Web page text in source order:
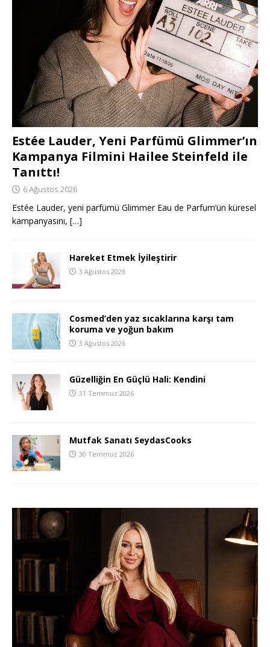
Estée Lauder, Yeni Parfümü Glimmer’ın
Kampanya Filmini Hailee Steinfeld ile
Tanıttı!
6 Ağustos 2026
Estée Lauder, yeni parfümü Glimmer Eau de Parfum’ün küresel
kampanyasını, […]
Hareket Etmek İyileştirir
3 Ağustos 2026
Cosmed’den yaz sıcaklarına karşı tam
koruma ve yoğun bakım
3 Ağustos 2026
Güzelliğin En Güçlü Hali: Kendini
31 Temmuz 2026
Mutfak Sanatı SeydasCooks
30 Temmuz 2026